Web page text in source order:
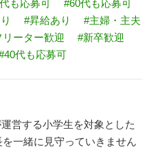
も応募可
#60代も応募可
#昇給あり
#主婦・主夫
リーター歓迎
#新卒歓迎
代も応募可
営する小学生を対象とした
一緒に見守っていきません